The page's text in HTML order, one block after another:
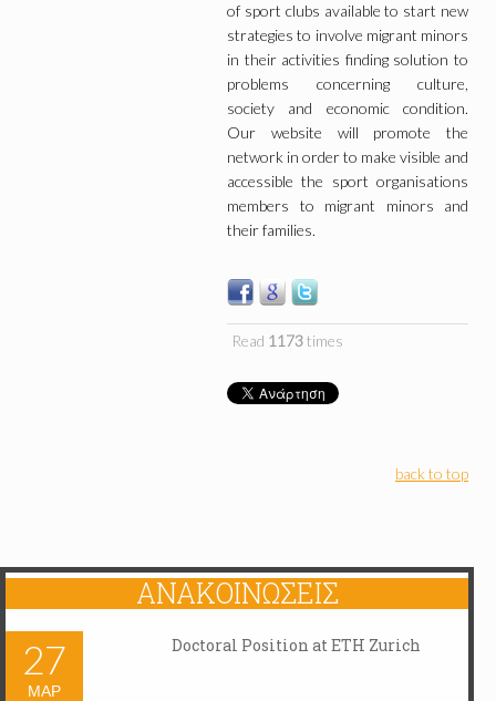
of sport clubs available to start new
strategies to involve migrant minors
in their activities finding solution to
problems concerning culture,
society and economic condition.
Our website will promote the
network in order to make visible and
accessible the sport organisations
members to migrant minors and
their families.
Read 1173times
back to top
ΑΝΑΚΟΙΝΏΣΕΙΣ
27
ΜΑΡ
Doctoral Position at ETH Zurich